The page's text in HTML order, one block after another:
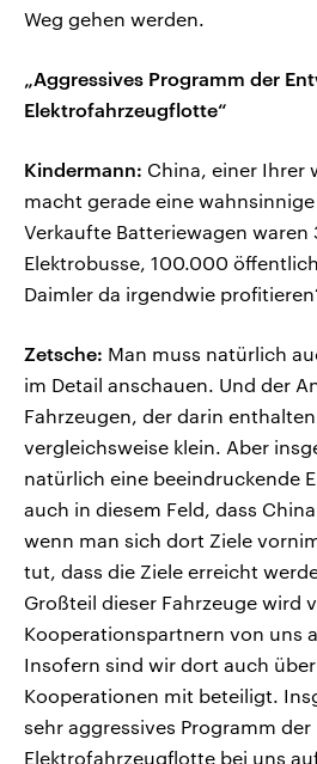
Weg gehen werden.
„Aggressives Programm der
Elektrofahrzeugflotte“
Kindermann: China, einer Ihrer
macht gerade eine
Verkaufte Batteriewagen
Elektrobusse, 100.000
Daimler da irgendwie
Zetsche: Man muss natürlich
im Detail anschauen. Und der
Fahrzeugen, der darin
vergleichsweise klein. Aber
natürlich eine beeindruckende
auch in diesem Feld, dass
wenn man sich dort Ziele
tut, dass die Ziele erreicht
Großteil dieser Fahrzeuge wird
Kooperationspartnern von uns
Insofern sind wir dort auch
Kooperationen mit beteiligt.
sehr aggressives Programm
Elektrofahrzeugflotte bei uns